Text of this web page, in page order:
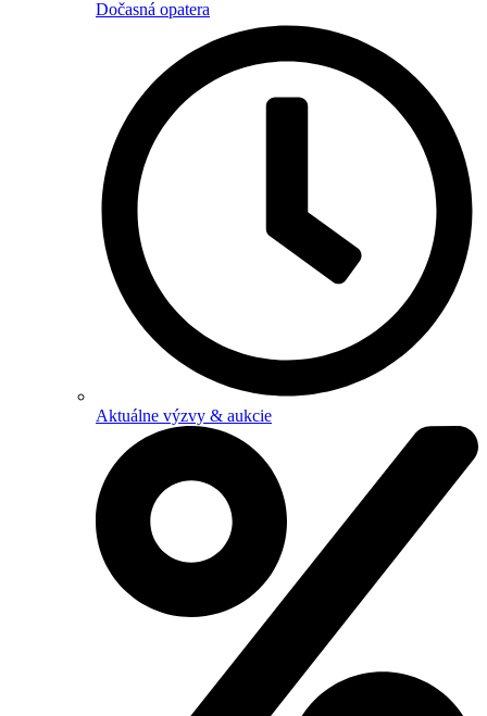
Dočasná opatera
Aktuálne výzvy & aukcie